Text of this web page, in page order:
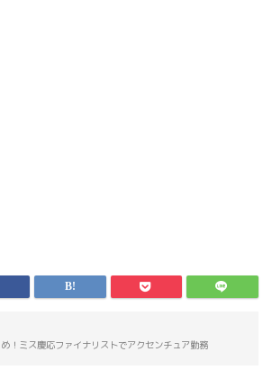
！ミス慶応ファイナリストでアクセンチュア勤務